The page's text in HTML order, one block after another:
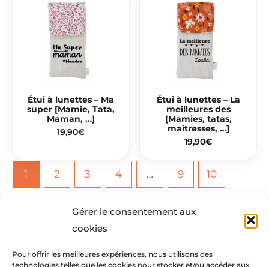
Gérer le consentement aux
cookies
Pour offrir les meilleures expériences, nous utilisons des
technologies telles que les cookies pour stocker et/ou accéder aux
Étui à lunettes – Ma
super [Mamie, Tata,
Maman, …]
19,90€
Étui à lunettes – La
meilleures des
[Mamies, tatas,
maitresses, …]
19,90€
1 2 3 4 … 9 10